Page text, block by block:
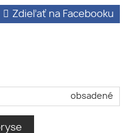
Zdieľať na Facebooku
obsadené